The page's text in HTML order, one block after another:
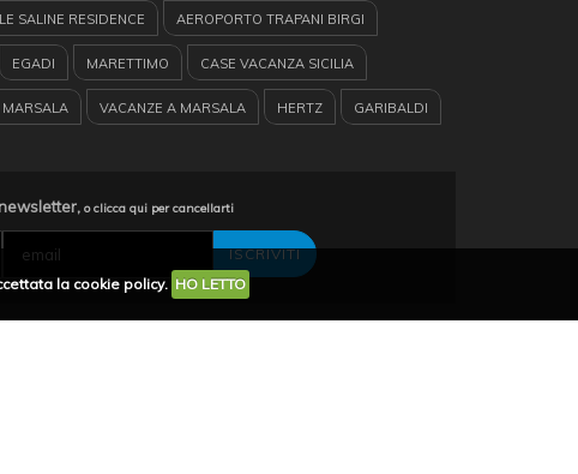
la cookie policy. HO LETTO
LE SALINE RESIDENCE AEROPORTO TRAPANI BIRGI
EGADI MARETTIMO CASE VACANZA SICILIA
MARSALA VACANZE A MARSALA HERTZ GARIBALDI
A MARSALA
CASE VACANZE
MARSALA TURISMO EUROPE CAR
o clicca qui per cancellarti